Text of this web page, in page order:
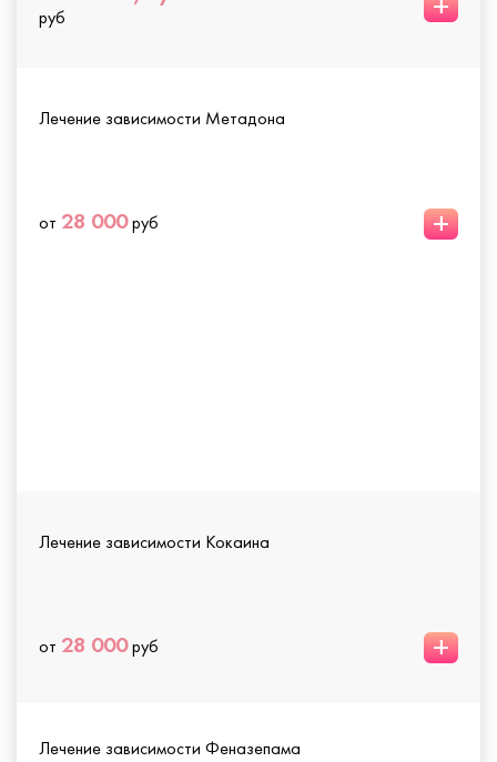
руб
Лечение зависимости Метадона
от 28 000руб +
Лечение зависимости Кокаина
от 28 000руб +
Лечение зависимости Феназепама